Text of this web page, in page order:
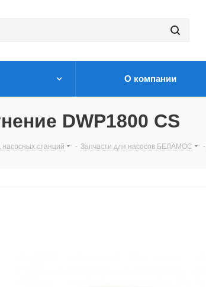
О компании
DWP1800 CS
насосных станций - Запчасти для насосов БЕЛАМОС -